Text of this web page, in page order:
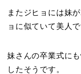
またジヒョには妹
ョに似ていて美人で
妹さんの卒業式に
したそうです。